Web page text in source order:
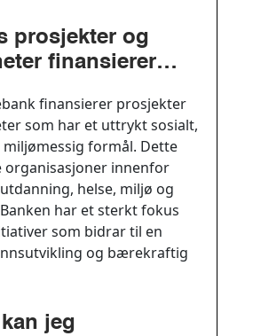
prosjekter og
finansierer
finansierer prosjekter
som har et uttrykt sosialt,
formål. Dette
organisasjoner innenfor
helse, miljø og
har et sterkt fokus
som bidrar til en
og bærekraftig
jeg